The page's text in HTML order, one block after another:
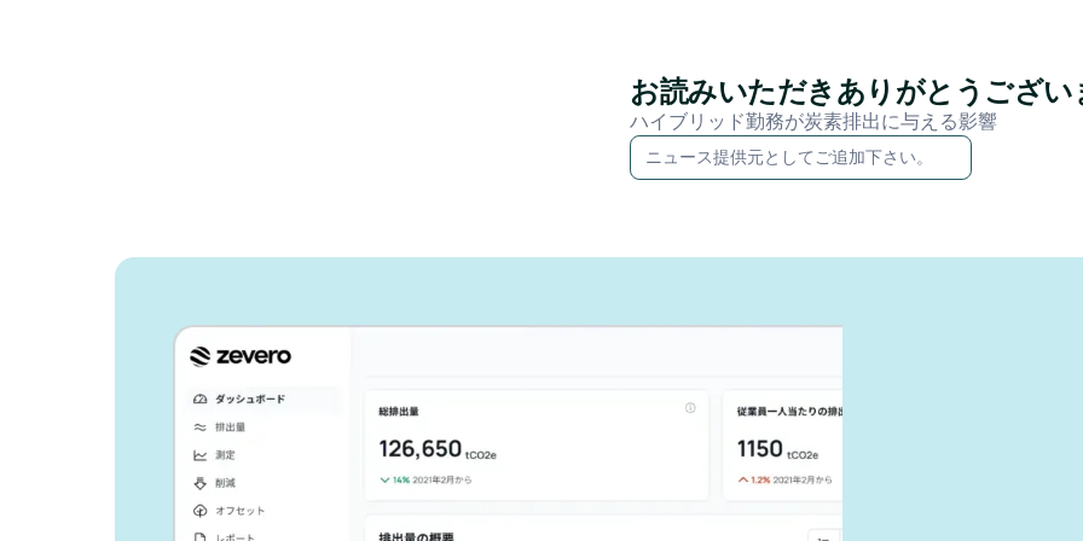
お読みいただきありがとうござい
ハイブリッド勤務が炭素排出に与える影響
ニュース提供元としてご追加下さい。
Zeveroがどのように報
告作業を効率化できる
か、ご紹介します。
ビジネスの成長と環境負荷の低減を両立させ